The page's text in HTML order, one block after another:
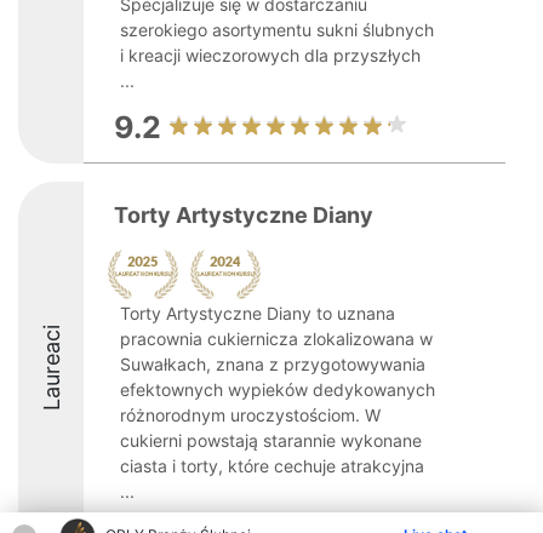
Specjalizuje się w dostarczaniu
szerokiego asortymentu sukni ślubnych
i kreacji wieczorowych dla przyszłych
...
9.2
Laureaci
Torty Artystyczne Diany
Torty Artystyczne Diany to uznana
pracownia cukiernicza zlokalizowana w
Suwałkach, znana z przygotowywania
efektownych wypieków dedykowanych
różnorodnym uroczystościom. W
cukierni powstają starannie wykonane
ciasta i torty, które cechuje atrakcyjna
...